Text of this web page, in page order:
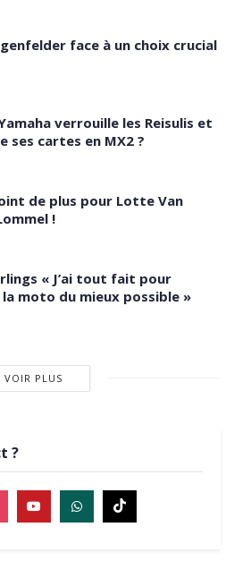
face à un choix crucial
verrouille les Reisulis et
ses cartes en MX2 ?
de plus pour Lotte Van
!
« J’ai tout fait pour
moto du mieux possible »
VOIR PLUS
?